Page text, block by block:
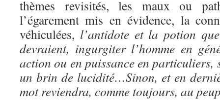
thèmes revisités, les maux ou
l’égarement mis en évidence, la
véhiculées, l’antidote et la potion
devraient, ingurgiter l’homme en
action ou en puissance en particuliers,
un brin de lucidité…Sinon, et en
mot reviendra, comme toujours, au